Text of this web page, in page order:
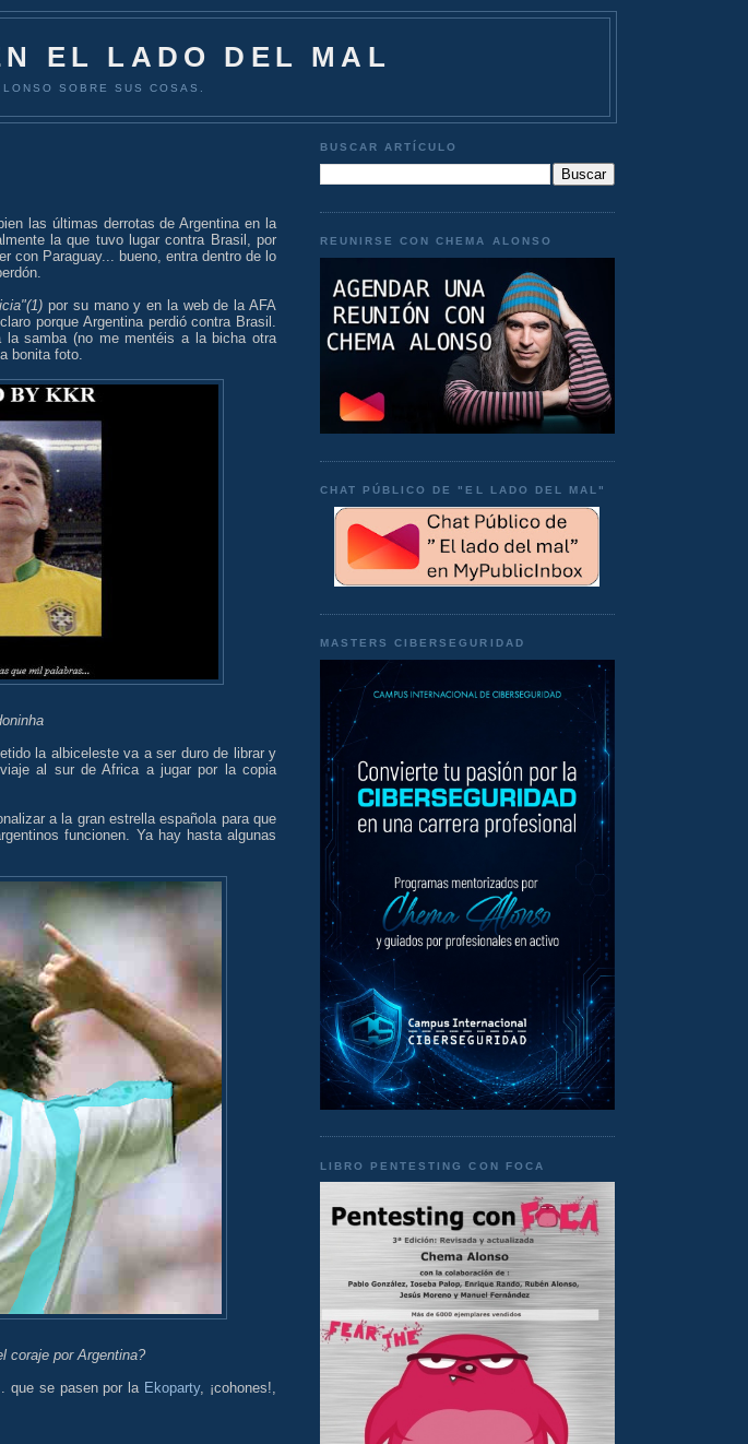
EL LADO DEL MAL
SOBRE SUS COSAS.
las últimas derrotas de Argentina en la
la que tuvo lugar contra Brasil, por
con Paraguay... bueno, entra dentro de lo
por su mano y en la web de la AFA
porque Argentina perdió contra Brasil.
samba (no me mentéis a la bicha otra
bonita foto.
la albiceleste va a ser duro de librar y
al sur de Africa a jugar por la copia
a la gran estrella española para que
funcionen. Ya hay hasta algunas
coraje por Argentina?
que se pasen por la Ekoparty, ¡cohones!,
BUSCAR ARTÍCULO
REUNIRSE CON CHEMA ALONSO
CHAT PÚBLICO DE "EL LADO DEL MAL"
MASTERS CIBERSEGURIDAD
LIBRO PENTESTING CON FOCA